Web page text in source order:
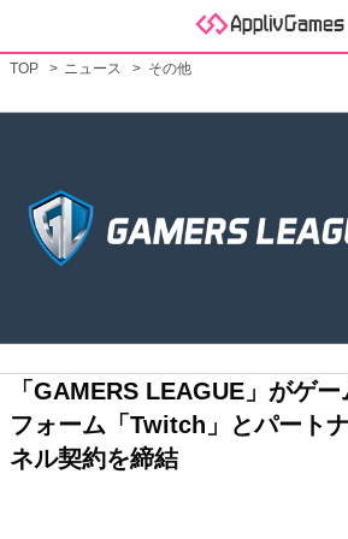
TOP ニュース その他
「GAMERS LEAGUE」がゲ
フォーム「Twitch」とパート
ネル契約を締結